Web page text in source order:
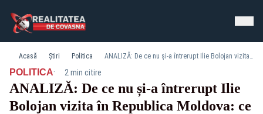
Acasă Știri Politica ANALIZĂ: De ce nu și-a întrerupt Ilie Bolojan vizita în Republica Moldova: ce ar urmări
POLITICA· 2 min citire
ANALIZĂ: De ce nu și-a întrerupt Ilie
Bolojan vizita în Republica Moldova: ce